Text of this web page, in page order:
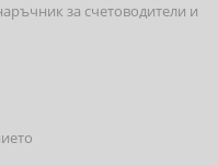
за счетоводители и